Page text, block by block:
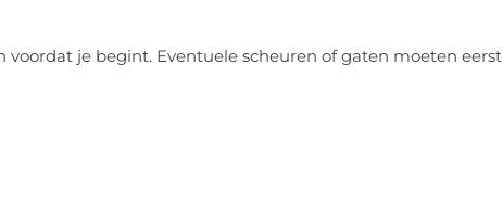
je begint. Eventuele scheuren of gaten moeten eerst